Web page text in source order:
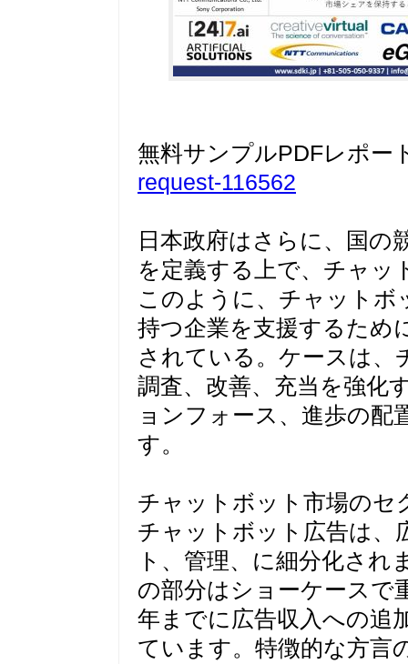
無料サンプルPDFレポー
request-116562
日本政府はさらに、国の
を定義する上で、チャッ
このように、チャットボ
持つ企業を支援するため
されている。ケースは
調査、改善、充当を強化
ョンフォース、進歩の配
す。
チャットボット市場のセ
チャットボット広告は、
ト、管理、に細分化さ
の部分はショーケースで
年までに広告収入への追
ています。特徴的な方言